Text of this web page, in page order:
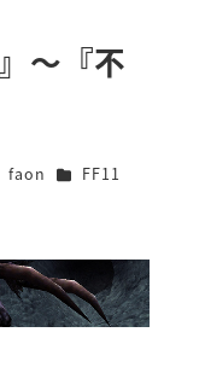
～『不
著
faon カテゴリー
FF11